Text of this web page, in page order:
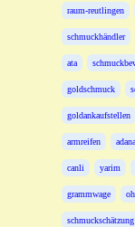
raum-reutlingen
schmuckhändler
ata
goldschmuck
goldankaufstellen
armreifen adana
canli yarim
grammwage
schmuckschätzung